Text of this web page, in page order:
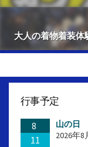
大人の着物着装体
行事予定
8
11
山の日
2026年8